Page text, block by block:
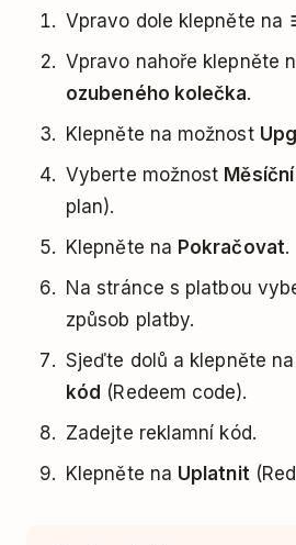
Vpravo dole klepněte na
Vpravo nahoře klepněte
ozubeného kolečka.
Klepněte na možnost
Vyberte možnost
plan).
Klepněte na Pokračovat.
Na stránce s platbou
způsob platby.
Sjeďte dolů a klepněte
kód (Redeem code).
Zadejte reklamní kód.
Klepněte na Uplatnit